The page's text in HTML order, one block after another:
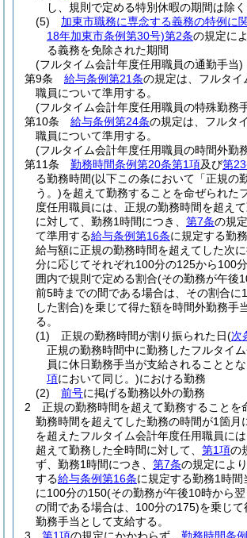
し、規則で定める特別休暇の期間は除
(5)
加東市職務に専念する義務の特例に
18年加東市条例第30号)第2条の規定に
る義務を免除された期間
(フルタイム会計年度任用職員の通勤手当)
第9条
給与条例第21条の規定は、フルタイ
職員について準用する。
(フルタイム会計年度任用職員の特殊勤務
第10条
給与条例第24条の規定は、フルタ
職員について準用する。
(フルタイム会計年度任用職員の時間外勤
第11条
勤務時間条例第20条第1項及び第
る勤務時間(以下この条において「正規の
う。)を超えて勤務することを命ぜられた
度任用職員には、正規の勤務時間を超え
に対して、勤務1時間につき、 第7条の規
て準用する給与条例第16条に規定する勤
給与額に正規の勤務時間を超えてした次
分に応じてそれぞれ100分の125から100
囲内で規則で定める割合(その勤務が午後
前5時までの間である場合は、その割合に
した割合)を乗じて得た額を時間外勤務手
る。
(1)
正規の勤務時間が割り振られた日(次
正規の勤務時間中に勤務したフルタイ
員に休日勤務手当が支給されることとな
項において同じ。)における勤務
(2)
前号に掲げる勤務以外の勤務
2
正規の勤務時間を超えて勤務することを
勤務時間を超えてした勤務の時間が1箇月
を超えたフルタイム会計年度任用職員に
超えて勤務した全時間に対して、 第1項の
ず、勤務1時間につき、 第7条の規定によ
する給与条例第16条に規定する勤務1時間
に100分の150(その勤務が午後10時から
の間である場合は、100分の175)を乗じ
勤務手当として支給する。